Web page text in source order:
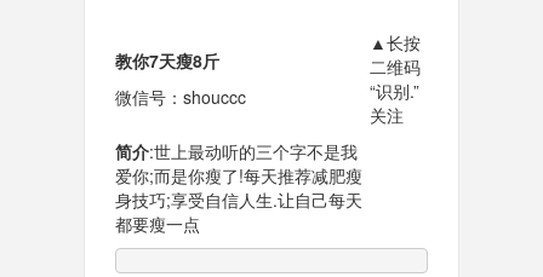
教你7天瘦8斤
微信号：shouccc
▲长按
二维码
“识别.”
关注
简介:世上最动听的三个字不是我
爱你;而是你瘦了!每天推荐减肥瘦
身技巧;享受自信人生.让自己每天
都要瘦一点